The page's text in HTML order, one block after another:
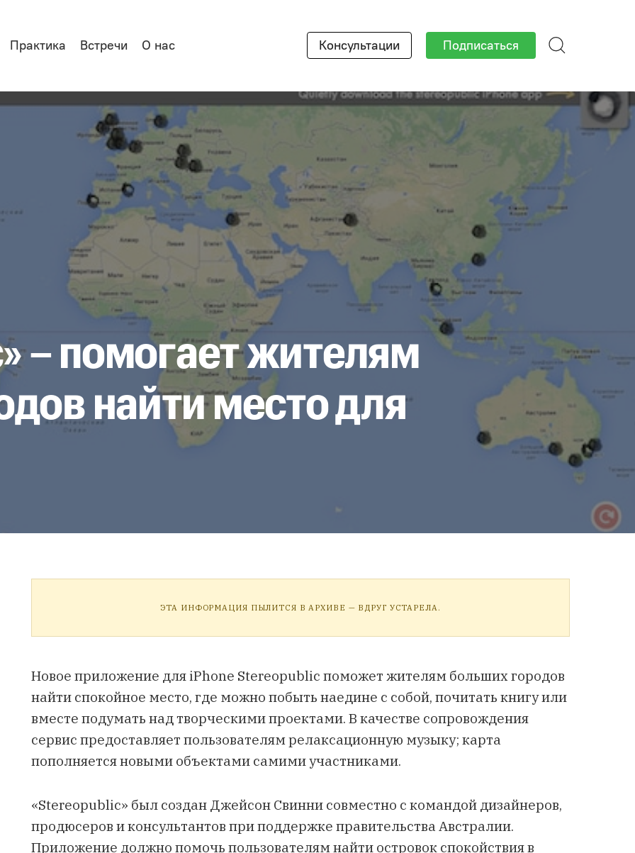
Практика Встречи О нас Консультации Подписаться
– помогает жителям
найти место для
ЭТА ИНФОРМАЦИЯ ПЫЛИТСЯ В АРХИВЕ — ВДРУГ УСТАРЕЛА.
Новое приложение для iPhone Stereopublic поможет жителям больших городов
найти спокойное место, где можно побыть наедине с собой, почитать книгу или
вместе подумать над творческими проектами. В качестве сопровождения
сервис предоставляет пользователям релаксационную музыку; карта
пополняется новыми объектами самими участниками.
«Stereopublic» был создан Джейсон Свинни совместно с командой дизайнеров,
продюсеров и консультантов при поддержке правительства Австралии.
Приложение должно помочь пользователям найти островок спокойствия в